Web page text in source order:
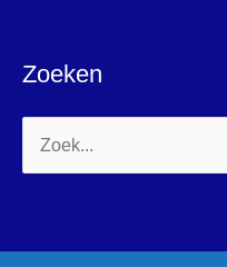
Zoeken
Zoek
naar: